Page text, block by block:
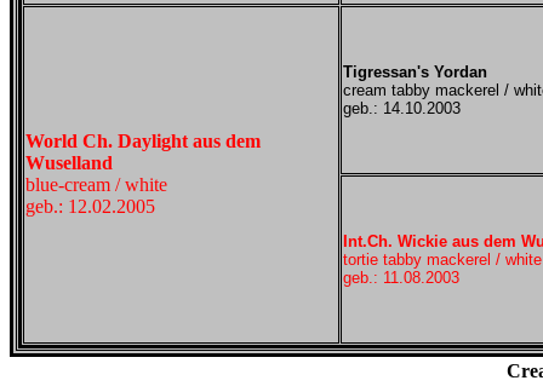
World Ch. Daylight aus dem
Wuselland
blue-cream / white
geb.: 12.02.2005
Tigressan's Yordan
cream tabby mackerel /
geb.: 14.10.2003
Int.Ch. Wickie aus dem
tortie tabby mackerel / white
geb.: 11.08.2003